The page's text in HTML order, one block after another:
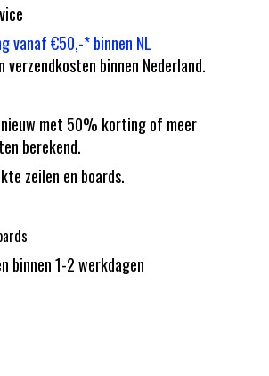
vanaf €50,-* binnen NL
binnen Nederland.
nieuw met 50% korting of meer
berekend.
zeilen en boards.
binnen 1-2 werkdagen